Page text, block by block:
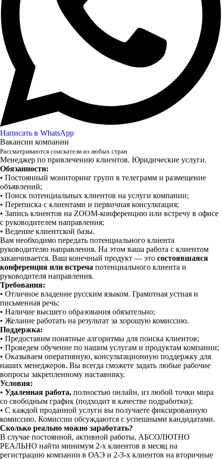
Написать в WhatsApp
Вакансии компании
Рассматриваются соискатели из любых стран
Менеджер по привлечению клиентов. Юридические услуги.
Обязанности:
• Постоянный мониторинг групп в телеграмм и размещение
объявлений;
• Поиск потенциальных клиентов на услуги компании;
• Переписка с клиентами и первичная консультация;
• Запись клиентов на ZOOM-конференцию или встречу в офисе
с руководителем направления;
• Ведение клиентской базы.
Вам необходимо передать потенциального клиента
руководителю направления. На этом ваша работа с клиентом
заканчивается.️ Ваш конечный продукт — это состоявшаяся
конференция или встреча потенциального клиента и
руководителя направления.
Требования:
• Отличное владение русским языком. Грамотная устная и
письменная речь;
• Наличие высшего образования обязательно;
• Желание работать на результат за хорошую комиссию.
Поддержка:
• Предоставим понятные алгоритмы для поиска клиентов;
• Проведем обучение по нашим услугам и продуктам компании;
• Оказываем оперативную, консультационную поддержку для
наших менеджеров. Вы всегда сможете задать любые рабочие
вопросы закрепленному наставнику.
Условия:
• Удаленная работа, полностью онлайн, из любой точки мира
со свободным график (подходит в качестве подработки);
• С каждой проданной услуги вы получаете фиксированную
комиссию. Комиссии обсуждаются с успешными кандидатами.
Сколько реально можно заработать?
В случае постоянной, активной работы, АБСОЛЮТНО
РЕАЛЬНО найти минимум 2-х клиентов в месяц на
регистрацию компании в ОАЭ и 2-3-х клиентов на вторичные